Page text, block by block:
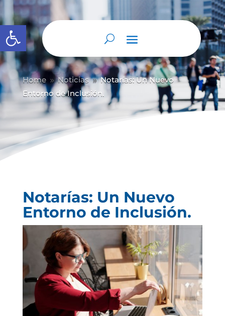
Abrir barra de herramientas
Home 9 Noticias 9 Notarías: Un Nuevo
Entorno de Inclusión.
Notarías: Un Nuevo
Entorno de Inclusión.